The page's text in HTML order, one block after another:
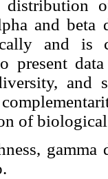
and beta
and is
present
and
of
gamma